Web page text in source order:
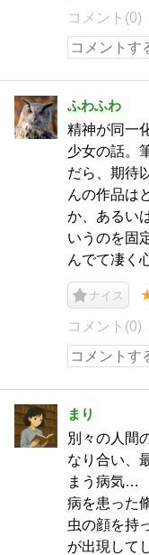
コメント(0)
ふわふわ
精神が同一
少女の話。
だら、期待
んの作品は
か、あるい
いうのを固
んでて凄く
ナイス
コメント(0)
まり
別々の人間
なり合い、
まう病気…
病を患った
虫の顔を持
が出現して